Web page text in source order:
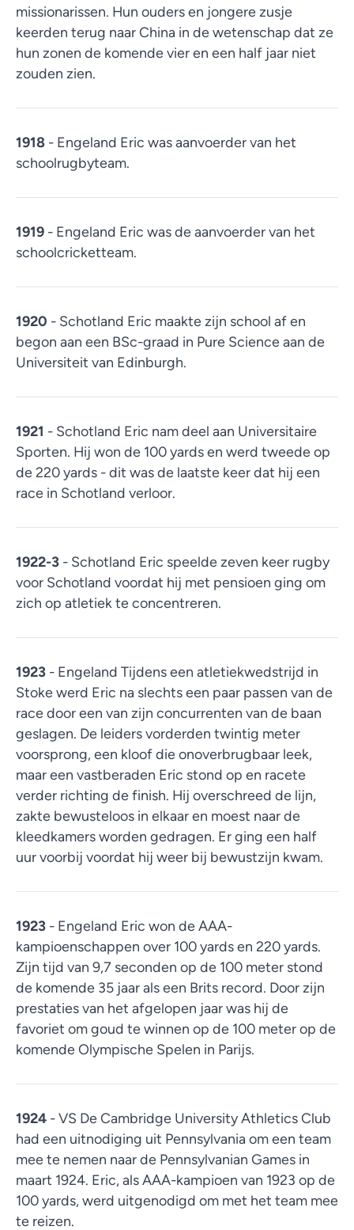
missionarissen. Hun ouders en jongere zusje
keerden terug naar China in de wetenschap dat ze
hun zonen de komende vier en een half jaar niet
zouden zien.
1918 - Engeland Eric was aanvoerder van het
schoolrugbyteam.
1919 - Engeland Eric was de aanvoerder van het
schoolcricketteam.
1920 - Schotland Eric maakte zijn school af en
begon aan een BSc-graad in Pure Science aan de
Universiteit van Edinburgh.
1921 - Schotland Eric nam deel aan Universitaire
Sporten. Hij won de 100 yards en werd tweede op
de 220 yards - dit was de laatste keer dat hij een
race in Schotland verloor.
1922-3 - Schotland Eric speelde zeven keer rugby
voor Schotland voordat hij met pensioen ging om
zich op atletiek te concentreren.
1923 - Engeland Tijdens een atletiekwedstrijd in
Stoke werd Eric na slechts een paar passen van de
race door een van zijn concurrenten van de baan
geslagen. De leiders vorderden twintig meter
voorsprong, een kloof die onoverbrugbaar leek,
maar een vastberaden Eric stond op en racete
verder richting de finish. Hij overschreed de lijn,
zakte bewusteloos in elkaar en moest naar de
kleedkamers worden gedragen. Er ging een half
uur voorbij voordat hij weer bij bewustzijn kwam.
1923 - Engeland Eric won de AAA-
kampioenschappen over 100 yards en 220 yards.
Zijn tijd van 9,7 seconden op de 100 meter stond
de komende 35 jaar als een Brits record. Door zijn
prestaties van het afgelopen jaar was hij de
favoriet om goud te winnen op de 100 meter op de
komende Olympische Spelen in Parijs.
1924 - VS De Cambridge University Athletics Club
had een uitnodiging uit Pennsylvania om een team
mee te nemen naar de Pennsylvanian Games in
maart 1924. Eric, als AAA-kampioen van 1923 op de
100 yards, werd uitgenodigd om met het team mee
te reizen.